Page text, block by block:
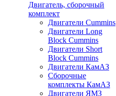
Двигатель, сборочный
комплект
Двигатели Cummins
Двигатели Long
Bloсk Cummins
Двигатели Short
Bloсk Cummins
Двигатели КамАЗ
Сборочные
комплекты КамАЗ
Двигатели ЯМЗ